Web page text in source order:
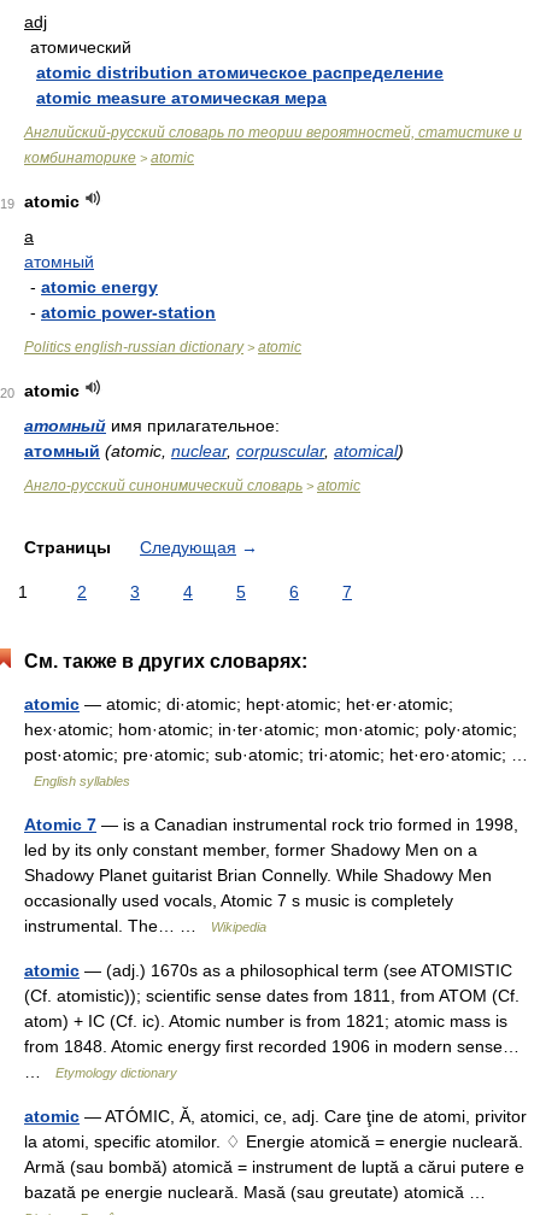
adj
атомический
atomic distribution атомическое распределение
atomic measure атомическая мера
Английский-русский словарь по теории вероятностей, статистике и
комбинаторике > atomic
19
atomic
a
атомный
- atomic energy
- atomic power-station
Politics english-russian dictionary> atomic
20
atomic
атомный имя прилагательное:
атомный (atomic, nuclear, corpuscular, atomical)
Англо-русский синонимический словарь > atomic
Страницы Следующая →
1 2 3 4 5 6 7
См. также в других словарях:
atomic — atomic; di·atomic; hept·atomic; het·er·atomic;
hex·atomic; hom·atomic; in·ter·atomic; mon·atomic; poly·atomic;
post·atomic; pre·atomic; sub·atomic; tri·atomic; het·ero·atomic; …
English syllables
Atomic 7 — is a Canadian instrumental rock trio formed in 1998,
led by its only constant member, former Shadowy Men on a
Shadowy Planet guitarist Brian Connelly. While Shadowy Men
occasionally used vocals, Atomic 7 s music is completely
instrumental. The… …
Wikipedia
atomic — (adj.) 1670s as a philosophical term (see ATOMISTIC
(Cf. atomistic)); scientific sense dates from 1811, from ATOM (Cf.
atom) + IC (Cf. ic). Atomic number is from 1821; atomic mass is
from 1848. Atomic energy first recorded 1906 in modern sense…
Etymology dictionary
atomic — ATÓMIC, Ă, atomici, ce, adj. Care ţine de atomi, privitor
la atomi, specific atomilor. ♢ Energie atomică = energie nucleară.
Armă (sau bombă) atomică = instrument de luptă a cărui putere e
bazată pe energie nucleară. Masă (sau greutate) atomică …